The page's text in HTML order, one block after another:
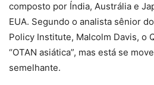
composto por Índia, Austrália e
EUA. Segundo o analista sênior
Policy Institute, Malcolm Davis, o
“OTAN asiática”, mas está se
semelhante.